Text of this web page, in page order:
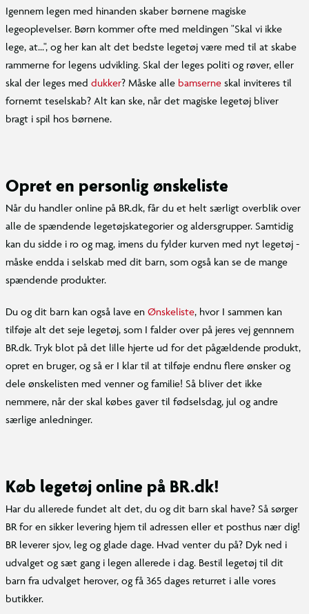
Igennem legen med hinanden skaber børnene magiske
legeoplevelser. Børn kommer ofte med meldingen "Skal vi ikke
lege, at...", og her kan alt det bedste legetøj være med til at skabe
rammerne for legens udvikling. Skal der leges politi og røver, eller
skal der leges med dukker? Måske alle bamserne skal inviteres til
fornemt teselskab? Alt kan ske, når det magiske legetøj bliver
bragt i spil hos børnene.
Opret en personlig ønskeliste
Når du handler online på BR.dk, får du et helt særligt overblik over
alle de spændende legetøjskategorier og aldersgrupper. Samtidig
kan du sidde i ro og mag, imens du fylder kurven med nyt legetøj -
måske endda i selskab med dit barn, som også kan se de mange
spændende produkter.
Du og dit barn kan også lave en Ønskeliste, hvor I sammen kan
tilføje alt det seje legetøj, som I falder over på jeres vej gennnem
BR.dk. Tryk blot på det lille hjerte ud for det pågældende produkt,
opret en bruger, og så er I klar til at tilføje endnu flere ønsker og
dele ønskelisten med venner og familie! Så bliver det ikke
nemmere, når der skal købes gaver til fødselsdag, jul og andre
særlige anledninger.
Køb legetøj online på BR.dk!
Har du allerede fundet alt det, du og dit barn skal have? Så sørger
BR for en sikker levering hjem til adressen eller et posthus nær dig!
BR leverer sjov, leg og glade dage. Hvad venter du på? Dyk ned i
udvalget og sæt gang i legen allerede i dag. Bestil legetøj til dit
barn fra udvalget herover, og få 365 dages returret i alle vores
butikker.